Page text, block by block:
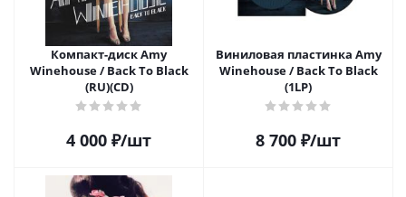
Компакт-диск Amy
Winehouse / Back To Black
(RU)(CD)
4 000 ₽/шт
Виниловая пластинка Amy
Winehouse / Back To Black
(1LP)
8 700 ₽/шт